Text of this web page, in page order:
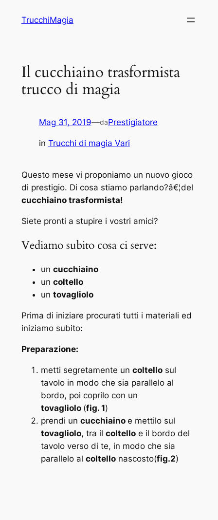
TrucchiMagia
Il cucchiaino trasformista
trucco di magia
Mag 31, 2019—daPrestigiatore
in Trucchi di magia Vari
Questo mese vi proponiamo un nuovo gioco
di prestigio. Di cosa stiamo parlando?â€¦del
cucchiaino trasformista!
Siete pronti a stupire i vostri amici?
Vediamo subito cosa ci serve:
un cucchiaino
un coltello
un tovagliolo
Prima di iniziare procurati tutti i materiali ed
iniziamo subito:
Preparazione:
metti segretamente un coltellosul
tavolo in modo che sia parallelo al
bordo, poi coprilo con un
tovagliolo (fig. 1)
prendi un cucchiaino e mettilo sul
tovagliolo, tra il coltelloe il bordo del
tavolo verso di te, in modo che sia
parallelo al coltellonascosto(fig.2)